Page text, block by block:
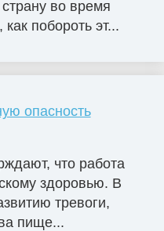
во время
побороть эт...
опасность
что работа
здоровью. В
тревоги,
пище...